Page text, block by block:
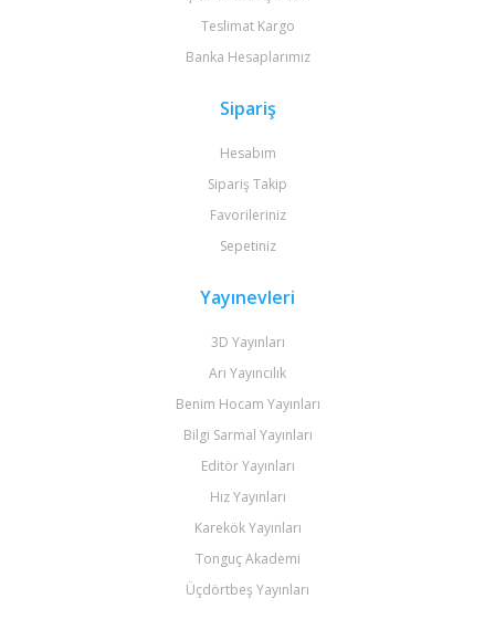
Teslimat Kargo
Banka Hesaplarımız
Sipariş
Hesabım
Sipariş Takip
Favorileriniz
Sepetiniz
Yayınevleri
3D Yayınları
Arı Yayıncılık
Benim Hocam Yayınları
Bilgi Sarmal Yayınları
Editör Yayınları
Hız Yayınları
Karekök Yayınları
Tonguç Akademi
Üçdörtbeş Yayınları